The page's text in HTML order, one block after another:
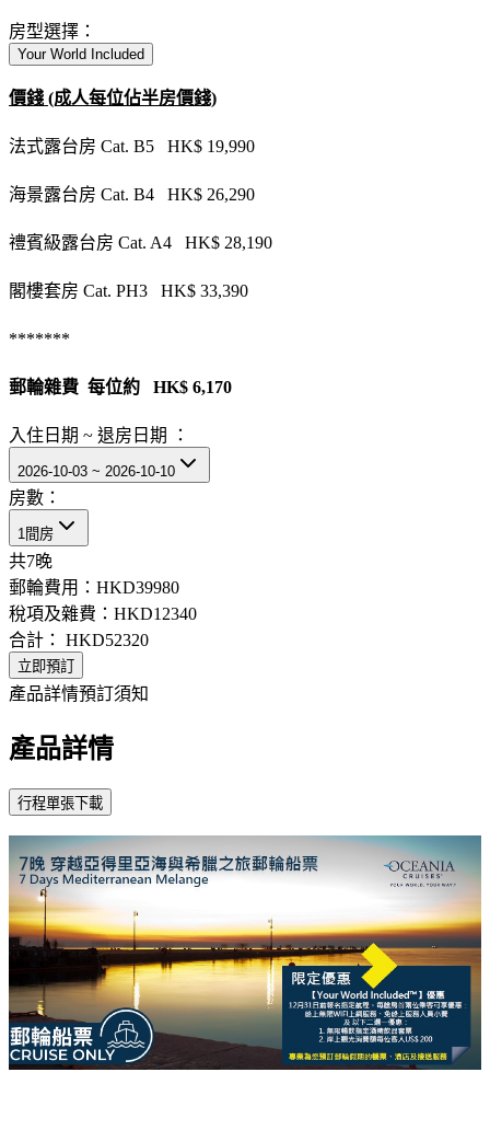
房型選擇：
Your World Included
價錢 (成人每位佔半房價錢)
法式露台房 Cat. B5 HK$ 19,990
海景露台房 Cat. B4 HK$ 26,290
禮賓級露台房 Cat. A4 HK$ 28,190
閣樓套房 Cat. PH3 HK$ 33,390
*******
郵輪雜費 每位約 HK$ 6,170
入住日期 ~ 退房日期 ：
2026-10-03 ~ 2026-10-10
房數：
1間房
共7晚
郵輪費用： HKD39980
稅項及雜費： HKD12340
合計： HKD52320
立即預訂
產品詳情預訂須知
產品詳情